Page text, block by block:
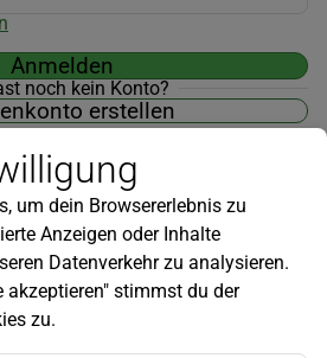
Anmelden
noch kein Konto?
erstellen
Gartentipps und mehr findest du in
um dein Browsererlebnis zu
Anzeigen oder Inhalte
Datenverkehr zu analysieren.
akzeptieren" stimmst du der
zu.